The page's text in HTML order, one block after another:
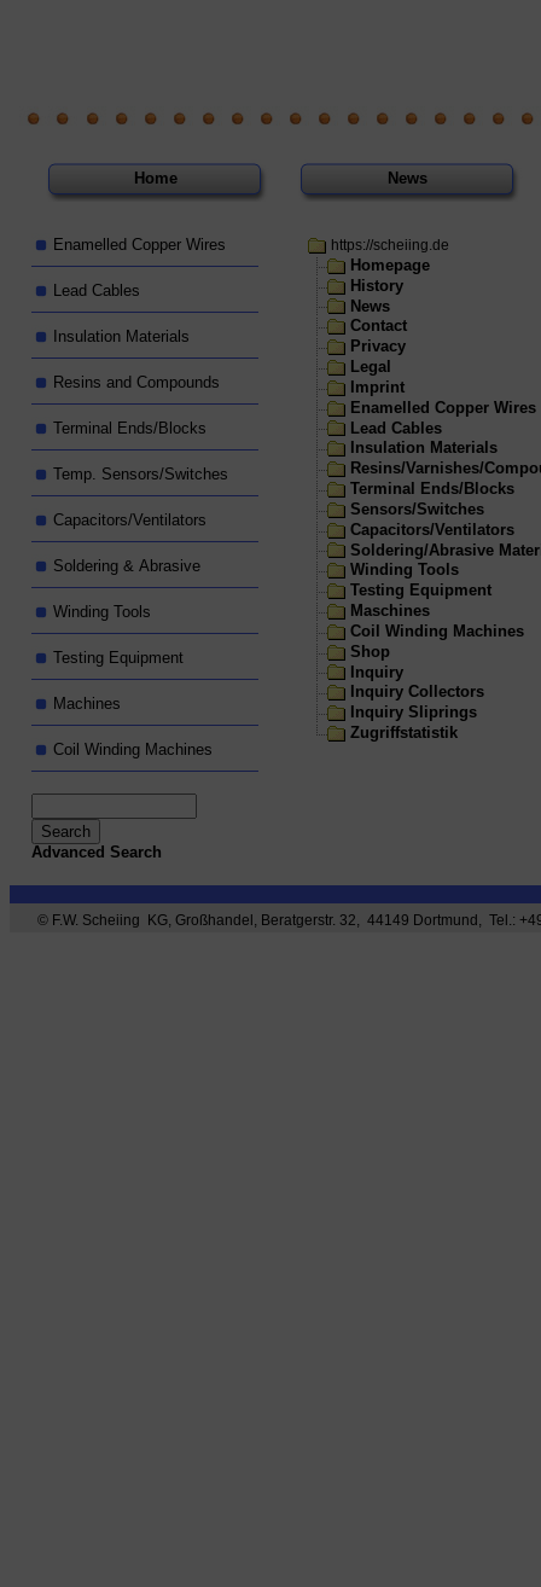
Home News
Enamelled Copper Wires
Lead Cables
Insulation Materials
Resins and Compounds
Terminal Ends/Blocks
Temp. Sensors/Switches
Capacitors/Ventilators
Soldering & Abrasive
Winding Tools
Testing Equipment
Machines
Coil Winding Machines
Advanced Search
https://scheiing.de
Homepage
History
News
Contact
Privacy
Legal
Imprint
Enamelled Copper Wires
Lead Cables
Insulation Materials
Resins/Varnishes/
Terminal Ends/Blocks
Sensors/Switches
Capacitors/Ventilators
Soldering/Abrasive
Winding Tools
Testing Equipment
Maschines
Coil Winding Machines
Shop
Inquiry
Inquiry Collectors
Inquiry Sliprings
Zugriffstatistik
© F.W. Scheiing KG, Großhandel, Beratgerstr. 32, 44149 Dortmund, Tel.: